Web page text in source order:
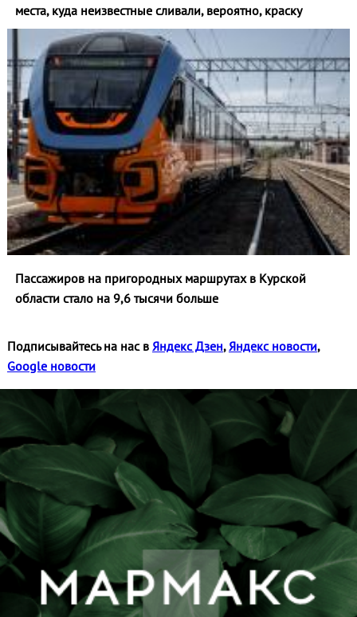
места, куда неизвестные сливали, вероятно, краску
Пассажиров на пригородных маршрутах в Курской
области стало на 9,6 тысячи больше
Подписывайтесь на нас в Яндекс Дзен, Яндекс новости,
Google новости